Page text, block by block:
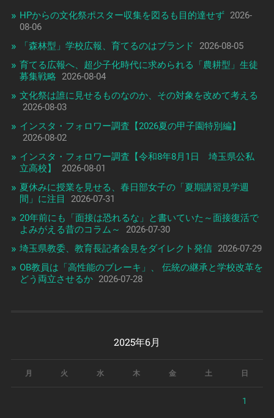
HPからの文化祭ポスター収集を図るも目的達せず 2026-
08-06
「森林型」学校広報、育てるのはブランド
2026-08-05
育てる広報へ、超少子化時代に求められる「農耕型」生徒
募集戦略
2026-08-04
文化祭は誰に見せるものなのか、その対象を改めて考える
2026-08-03
インスタ・フォロワー調査【2026夏の甲子園特別編】
2026-08-02
インスタ・フォロワー調査【令和8年8月1日 埼玉県公私
立高校】
2026-08-01
夏休みに授業を見せる、春日部女子の「夏期講習見学週
間」に注目
2026-07-31
20年前にも「面接は恐れるな」と書いていた～面接復活で
よみがえる昔のコラム～
2026-07-30
埼玉県教委、教育長記者会見をダイレクト発信 2026-07-29
OB教員は「高性能のブレーキ」、 伝統の継承と学校改革を
どう両立させるか 2026-07-28
2025年6月
月 火 水 木 金 土 日
1